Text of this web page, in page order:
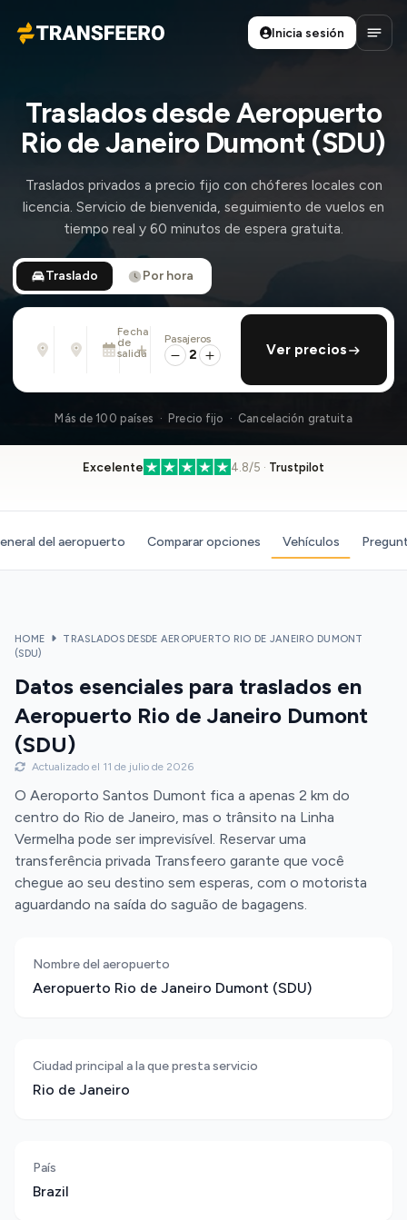
Transfeero
Inicia sesión
Abrir
Traslados desde Aeropuerto
Rio de Janeiro Dumont (SDU)
Traslados privados a precio fijo con chóferes locales con
licencia. Servicio de bienvenida, seguimiento de vuelos en
tiempo real y 60 minutos de espera gratuita.
Traslado Por hora
Desde
Dirección, aeropuerto, hotel, ...
Hasta
Dirección, aeropuerto, hotel, ...
Fecha
de
salida
Lun., 10 Ago. · 01:45 PM
añadir regreso
Pasajeros
2 Ver precios
Más de 100 países · Precio fijo · Cancelación gratuita
Excelente 4.8/5 · Trustpilot
del aeropuerto Comparar opciones Vehículos
HOME
TRASLADOS DESDE AEROPUERTO RIO DE JANEIRO DUMONT
(SDU)
Datos esenciales para traslados en
Aeropuerto Rio de Janeiro Dumont
(SDU)
Actualizado el 11 de julio de 2026
O Aeroporto Santos Dumont fica a apenas 2 km do
centro do Rio de Janeiro, mas o trânsito na Linha
Vermelha pode ser imprevisível. Reservar uma
transferência privada Transfeero garante que você
chegue ao seu destino sem esperas, com o motorista
aguardando na saída do saguão de bagagens.
Nombre del aeropuerto
Aeropuerto Rio de Janeiro Dumont (SDU)
Ciudad principal a la que presta servicio
Rio de Janeiro
País
Brazil